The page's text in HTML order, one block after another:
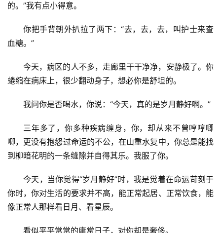
页
生
的。”我有点小得意。
你把手背朝外扒拉了两下：“去，去，去，叫护士来查
血糖。”
今天，病区的人不多，走廊里干干净净，安静极了。你
蜷缩在病床上，很少翻动身子，想必你是舒坦的。
我问你是否喝水，你说：“今天，真的是岁月静好啊。”
三年多了，你多种疾病缠身，你，却从来不曾哼哼唧
唧，更没有抱怨过命运的不公，在山重水复中，你总是能找
到柳暗花明的一条缝隙并自得其乐。我服了你。
今天，当你觉得“岁月静好”时，我是觉着在命运苛刻于
你时，你对生活的要求并不高，能正常起居、正常饮食，能
像正常人那样看日月、看星辰。
看似平平常常的庸常日子，对你却是奢侈。